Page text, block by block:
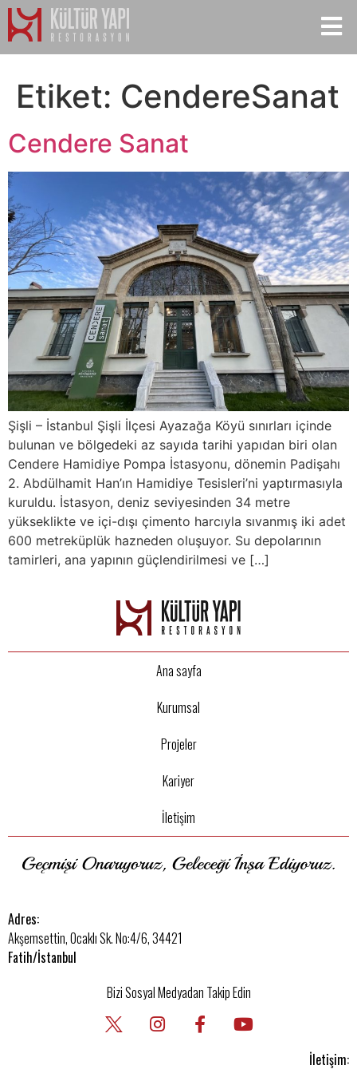
Etiket: CendereSanat
Cendere Sanat
Şişli – İstanbul Şişli İlçesi Ayazağa Köyü sınırları içinde
bulunan ve bölgedeki az sayıda tarihi yapıdan biri olan
Cendere Hamidiye Pompa İstasyonu, dönemin Padişahı
2. Abdülhamit Han’ın Hamidiye Tesisleri’ni yaptırmasıyla
kuruldu. İstasyon, deniz seviyesinden 34 metre
yükseklikte ve içi-dışı çimento harcıyla sıvanmış iki adet
600 metreküplük hazneden oluşuyor. Su depolarının
tamirleri, ana yapının güçlendirilmesi ve […]
Ana sayfa
Kurumsal
Projeler
Kariyer
İletişim
Adres:
Akşemsettin, Ocaklı Sk. No:4/6, 34421
Fatih/İstanbul
Bizi Sosyal Medyadan Takip Edin
İletişim: